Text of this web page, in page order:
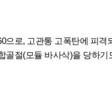
으로, 고관통 고폭탄에 피격
골절(모듈 바사삭)을 당하기